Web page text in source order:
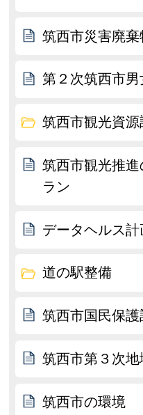
筑西市災害廃
第２次筑西市
筑西市観光資
筑西市観光推
ラン
データヘルス計
道の駅整備
筑西市国民保護
筑西市第３次
筑西市の環境